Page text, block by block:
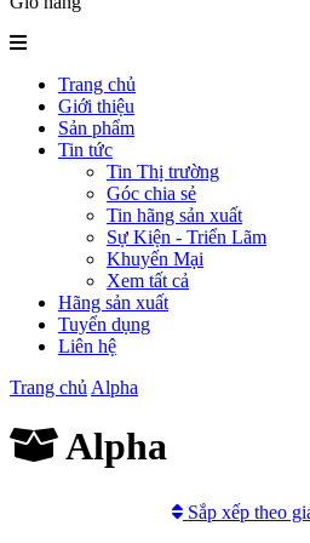
Trang chủ
Giới thiệu
Sản phẩm
Tin tức
Tin Thị trường
Góc chia sẻ
Tin hãng sản xuất
Sự Kiện - Triển Lãm
Khuyến Mại
Xem tất cả
Hãng sản xuất
Tuyển dụng
Liên hệ
Trang chủ Alpha
Alpha
Sắp xếp theo